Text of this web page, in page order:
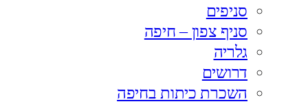
סניפים
סניף צפון – חיפה
גלריה
דרושים
השכרת כיתות בחיפה